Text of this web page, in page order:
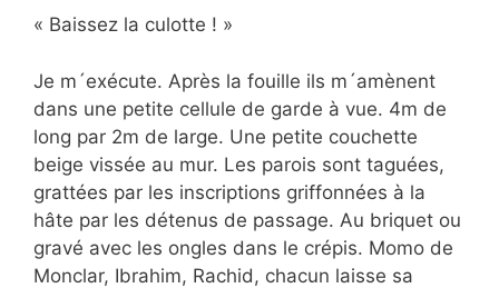
« Baissez la culotte ! »
Je m´exécute. Après la fouille ils m´amènent
dans une petite cellule de garde à vue. 4m de
long par 2m de large. Une petite couchette
beige vissée au mur. Les parois sont taguées,
grattées par les inscriptions griffonnées à la
hâte par les détenus de passage. Au briquet ou
gravé avec les ongles dans le crépis. Momo de
Monclar, Ibrahim, Rachid, chacun laisse sa